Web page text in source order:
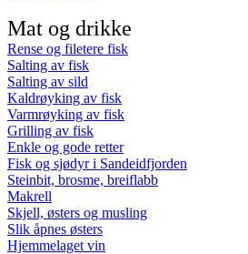
Mat og drikke
Rense og filetere fisk
Salting av fisk
Salting av sild
Kaldrøyking av fisk
Varmrøyking av fisk
Grilling av fisk
Enkle og gode retter
Fisk og sjødyr i Sandeidfjorden
Steinbit, brosme, breiflabb
Makrell
Skjell, østers og musling
Slik åpnes østers
Hjemmelaget vin